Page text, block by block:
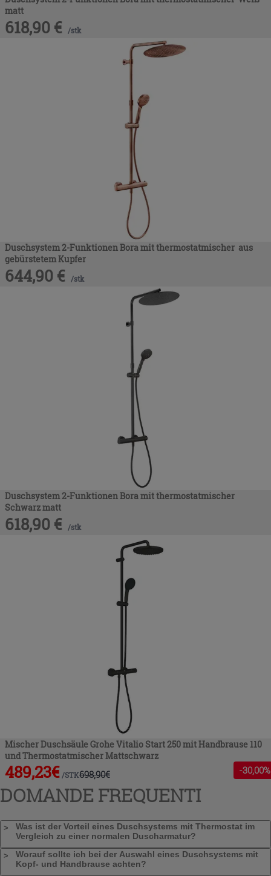
matt
618,90 € /stk
Duschsystem 2-Funktionen Bora mit thermostatmischer aus
gebürstetem Kupfer
644,90 € /stk
Duschsystem 2-Funktionen Bora mit thermostatmischer
Schwarz matt
618,90 € /stk
Mischer Duschsäule Grohe Vitalio Start 250 mit Handbrause 110
und Thermostatmischer Mattschwarz
489,23€ /STK698,90€ -30,00%
DOMANDE FREQUENTI
Was ist der Vorteil eines Duschsystems mit Thermostat im
Vergleich zu einer normalen Duscharmatur?
Worauf sollte ich bei der Auswahl eines Duschsystems mit
Kopf- und Handbrause achten?